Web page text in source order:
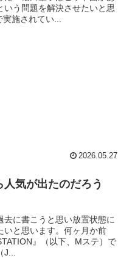
いう問題を解決させたいと思
施されてい...
2026.05.27
人気が出たのだろう
に書こうと思い放置状態に
いと思います。何ヶ月か前
』（以下、Mステ）で
J...